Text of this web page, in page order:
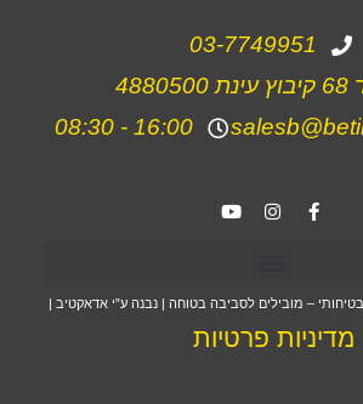
03-7749951
16:00 - 08:30
– מובילים לסביבה בטוחה | נבנה ע”י אדאקטיב |
מדיניות פרטיות